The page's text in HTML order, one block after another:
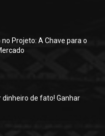
Projeto: A Chave para o
dinheiro de fato! Ganhar